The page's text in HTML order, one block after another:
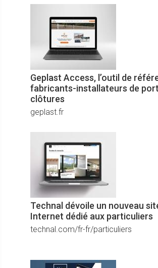
Geplast Access, l’outil de
fabricants-installateurs de
clôtures
geplast.fr
Technal dévoile un nouveau
Internet dédié aux particuliers
technal.com/fr-fr/particuliers